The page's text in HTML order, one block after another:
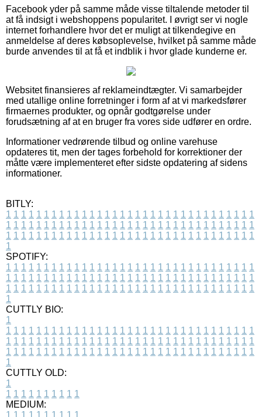
Facebook yder på samme måde visse tiltalende metoder til
at få indsigt i webshoppens popularitet. I øvrigt ser vi nogle
internet forhandlere hvor det er muligt at tilkendegive en
anmeldelse af deres købsoplevelse, hvilket på samme måde
burde anvendes til at få et indblik i hvor glade kunderne er.
Websitet finansieres af reklameindtægter. Vi samarbejder
med utallige online forretninger i form af at vi markedsfører
firmaernes produkter, og opnår godtgørelse under
forudsætning af at en bruger fra vores side udfører en ordre.
Informationer vedrørende tilbud og online varehuse
opdateres tit, men der tages forbehold for korrektioner der
måtte være implementeret efter sidste opdatering af sidens
informationer.
BITLY:
1 1 1 1 1 1 1 1 1 1 1 1 1 1 1 1 1 1 1 1 1 1 1 1 1 1 1 1 1 1 1 1 1
1 1 1 1 1 1 1 1 1 1 1 1 1 1 1 1 1 1 1 1 1 1 1 1 1 1 1 1 1 1 1 1 1
1 1 1 1 1 1 1 1 1 1 1 1 1 1 1 1 1 1 1 1 1 1 1 1 1 1 1 1 1 1 1 1 1
1
SPOTIFY:
1 1 1 1 1 1 1 1 1 1 1 1 1 1 1 1 1 1 1 1 1 1 1 1 1 1 1 1 1 1 1 1 1
1 1 1 1 1 1 1 1 1 1 1 1 1 1 1 1 1 1 1 1 1 1 1 1 1 1 1 1 1 1 1 1 1
1 1 1 1 1 1 1 1 1 1 1 1 1 1 1 1 1 1 1 1 1 1 1 1 1 1 1 1 1 1 1 1 1
1
CUTTLY BIO:
1
1 1 1 1 1 1 1 1 1 1 1 1 1 1 1 1 1 1 1 1 1 1 1 1 1 1 1 1 1 1 1 1 1
1 1 1 1 1 1 1 1 1 1 1 1 1 1 1 1 1 1 1 1 1 1 1 1 1 1 1 1 1 1 1 1 1
1 1 1 1 1 1 1 1 1 1 1 1 1 1 1 1 1 1 1 1 1 1 1 1 1 1 1 1 1 1 1 1 1
1
CUTTLY OLD:
1
1 1 1 1 1 1 1 1 1 1
MEDIUM:
1 1 1 1 1 1 1 1 1 1